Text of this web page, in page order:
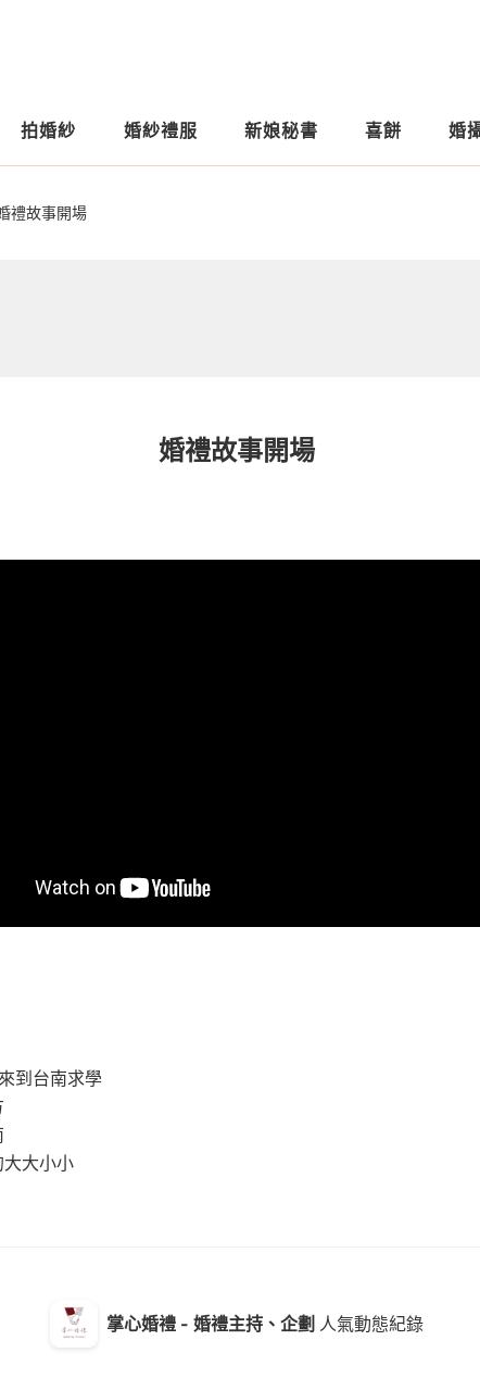
拍婚紗 婚紗禮服 新娘秘書 喜餅 婚
禮故事開場
婚禮故事開場
到台南求學
大小小
掌心婚禮 - 婚禮主持、企劃 人氣動態紀錄